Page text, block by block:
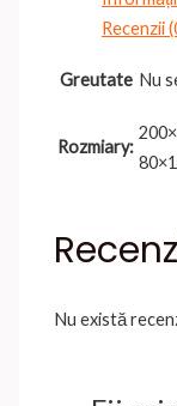
Recenzii
Greutate Nu
Rozmiary:
Nu există